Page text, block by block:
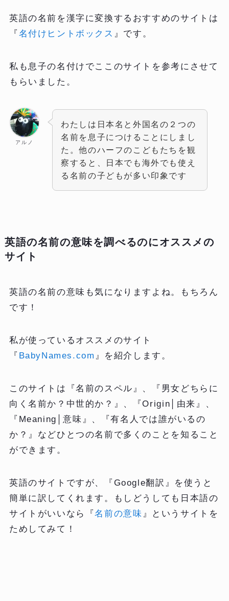
英語の名前を漢字に変換するおすすめのサイトは
『 名付けヒントボックス 』です。
私も息子の名付けでここのサイトを参考にさせて
もらいました。
アルノ
わたしは日本名と外国名の２つの
名前を息子につけることにしまし
た。他のハーフのこどもたちを観
察すると、日本でも海外でも使え
る名前の子どもが多い印象です
英語の名前の意味を調べるのにオススメの
サイト
英語の名前の意味も気になりますよね。もちろん
です！
私が使っているオススメのサイト
『 BabyNames.com 』を紹介します。
このサイトは『名前のスペル』、『男女どちらに
向く名前か？中世的か？』、『Origin│由来』、
『Meaning│意味』、『有名人では誰がいるの
か？』などひとつの名前で多くのことを知ること
ができます。
英語のサイトですが、『Google翻訳』を使うと
簡単に訳してくれます。もしどうしても日本語の
サイトがいいなら『名前の意味 』というサイトを
ためしてみて！